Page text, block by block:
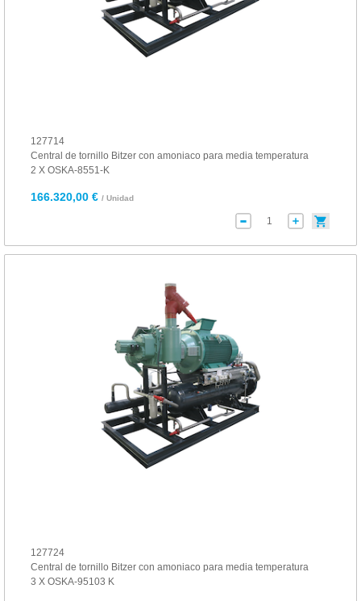
127714
Central de tornillo Bitzer con amoniaco para media temperatura
2 X OSKA-8551-K
166.320,00 € / Unidad
127724
Central de tornillo Bitzer con amoniaco para media temperatura
3 X OSKA-95103 K